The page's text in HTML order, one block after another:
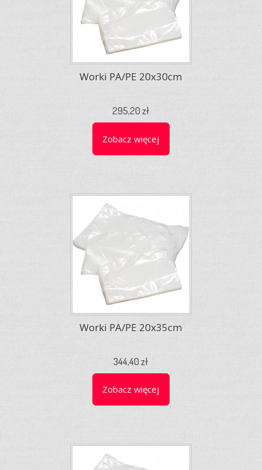
Worki PA/PE 20x30cm
295,20 zł
Zobacz więcej
Worki PA/PE 20x35cm
344,40 zł
Zobacz więcej